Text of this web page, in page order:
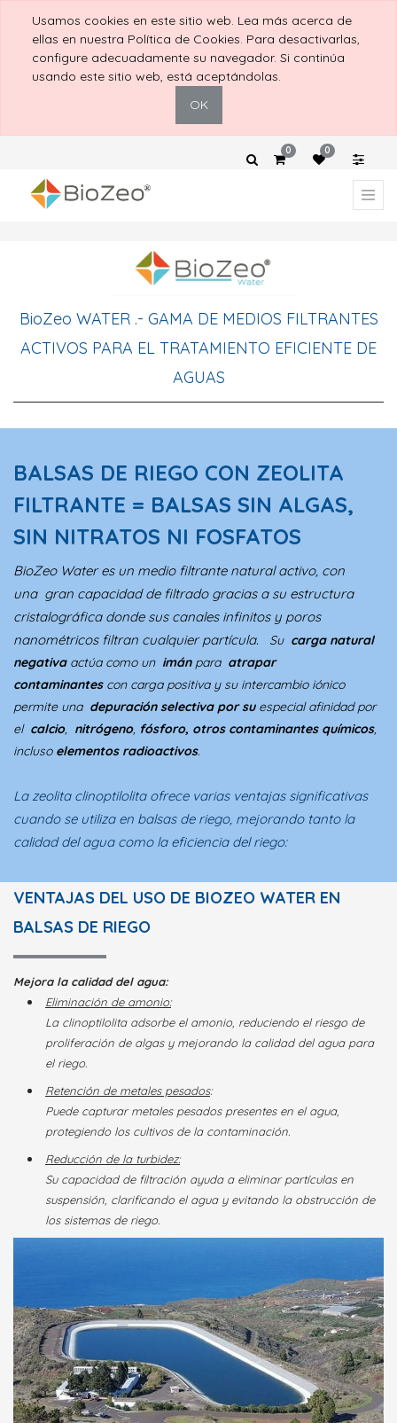
Usamos cookies en este sitio web. Lea más acerca de
ellas en nuestra Política de Cookies. Para desactivarlas,
configure adecuadamente su navegador. Si continúa
usando este sitio web, está aceptándolas.
OK
0 0
BioZeo WATER .- GAMA DE MEDIOS FILTRANTES
ACTIVOS PARA EL TRATAMIENTO EFICIENTE DE
AGUAS
BALSAS DE RIEGO CON ZEOLITA
FILTRANTE = BALSAS SIN ALGAS,
SIN NITRATOS NI FOSFATOS
BioZeo Water es un medio filtrante natural activo, con
una gran capacidad de filtradogracias a su estructura
cristalográfica donde sus canales infinitos y poros
nanométricos filtran cualquier partícula.
Su carga natural
negativaactúa como un imánpara atrapar
contaminantescon carga positiva y su intercambio iónico
permite una depuración selectiva por su especial afinidad por
el calcio, nitrógeno, fósforo, otros contaminantes químicos,
incluso elementos radioactivos.
La zeolita clinoptilolita ofrece varias ventajas significativas
cuando se utiliza en balsas de riego, mejorando tanto la
calidad del agua como la eficiencia del riego:
VENTAJAS DEL USO DE BIOZEO WATER EN
BALSAS DE RIEGO
Mejora la calidad del agua:
Eliminación de amonio:
La clinoptilolita adsorbe el amonio, reduciendo el riesgo de
proliferación de algas y mejorando la calidad del agua para
el riego.
Retención de metales pesados:
Puede capturar metales pesados presentes en el agua,
protegiendo los cultivos de la contaminación.
Reducción de la turbidez:
Su capacidad de filtración ayuda a eliminar partículas en
suspensión, clarificando el agua y evitando la obstrucción de
los sistemas de riego.